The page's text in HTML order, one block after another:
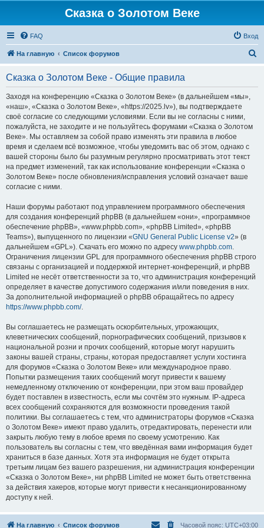
Сказка о Золотом Веке
FAQ Вход
На главную Список форумов
Сказка о Золотом Веке - Общие правила
Заходя на конференцию «Сказка о Золотом Веке» (в дальнейшем «мы»,
«наш», «Сказка о Золотом Веке», «https://2025.lv»), вы подтверждаете
своё согласие со следующими условиями. Если вы не согласны с ними,
пожалуйста, не заходите и не пользуйтесь форумами «Сказка о Золотом
Веке». Мы оставляем за собой право изменять эти правила в любое
время и сделаем всё возможное, чтобы уведомить вас об этом, однако с
вашей стороны было бы разумным регулярно просматривать этот текст
на предмет изменений, так как использование конференции «Сказка о
Золотом Веке» после обновления/исправления условий означает ваше
согласие с ними.
Наши форумы работают под управлением программного обеспечения
для создания конференций phpBB (в дальнейшем «они», «программное
обеспечение phpBB», «www.phpbb.com», «phpBB Limited», «phpBB
Teams»), выпущенного по лицензии «GNU General Public License v2» (в
дальнейшем «GPL»). Скачать его можно по адресу www.phpbb.com.
Ограничения лицензии GPL для программного обеспечения phpBB строго
связаны с организацией и поддержкой интернет-конференций, и phpBB
Limited не несёт ответственности за то, что администрация конференций
определяет в качестве допустимого содержания и/или поведения в них.
За дополнительной информацией о phpBB обращайтесь по адресу
https://www.phpbb.com/.
Вы соглашаетесь не размещать оскорбительных, угрожающих,
клеветнических сообщений, порнографических сообщений, призывов к
национальной розни и прочих сообщений, которые могут нарушить
законы вашей страны, страны, которая предоставляет услуги хостинга
для форумов «Сказка о Золотом Веке» или международное право.
Попытки размещения таких сообщений могут привести к вашему
немедленному отключению от конференции, при этом ваш провайдер
будет поставлен в известность, если мы сочтём это нужным. IP-адреса
всех сообщений сохраняются для возможности проведения такой
политики. Вы соглашаетесь с тем, что администраторы форумов «Сказка
о Золотом Веке» имеют право удалить, отредактировать, перенести или
закрыть любую тему в любое время по своему усмотрению. Как
пользователь вы согласны с тем, что введённая вами информация будет
храниться в базе данных. Хотя эта информация не будет открыта
третьим лицам без вашего разрешения, ни администрация конференции
«Сказка о Золотом Веке», ни phpBB Limited не может быть ответственна
за действия хакеров, которые могут привести к несанкционированному
доступу к ней.
На главную Список форумов Часовой пояс: UTC+03:00